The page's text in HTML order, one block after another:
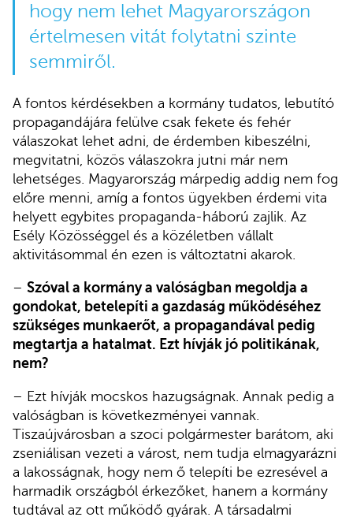
hogy nem lehet Magyarországon
értelmesen vitát folytatni szinte
semmiről.
A fontos kérdésekben a kormány tudatos, lebutító
propagandájára felülve csak fekete és fehér
válaszokat lehet adni, de érdemben kibeszélni,
megvitatni, közös válaszokra jutni már nem
lehetséges. Magyarország márpedig addig nem fog
előre menni, amíg a fontos ügyekben érdemi vita
helyett egybites propaganda-háború zajlik. Az
Esély Közösséggel és a közéletben vállalt
aktivitásommal én ezen is változtatni akarok.
– Szóval a kormány a valóságban megoldja a
gondokat, betelepíti a gazdaság működéséhez
szükséges munkaerőt, a propagandával pedig
megtartja a hatalmat. Ezt hívják jó politikának,
nem?
– Ezt hívják mocskos hazugságnak. Annak pedig a
valóságban is következményei vannak.
Tiszaújvárosban a szoci polgármester barátom, aki
zseniálisan vezeti a várost, nem tudja elmagyarázni
a lakosságnak, hogy nem ő telepíti be ezresével a
harmadik országból érkezőket, hanem a kormány
tudtával az ott működő gyárak. A társadalmi